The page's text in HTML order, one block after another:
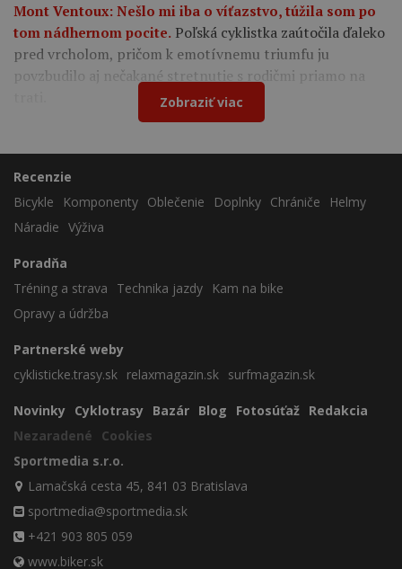
Mont Ventoux: Nešlo mi iba o víťazstvo, túžila som po
tom nádhernom pocite. Poľská cyklistka zaútočila ďaleko
pred vrcholom, pričom k emotívnemu triumfu ju
povzbudilo aj nečakané stretnutie s rodičmi priamo na
Zobraziť viac
Recenzie
Bicykle
Komponenty Oblečenie Doplnky Chrániče
Helmy
Náradie Výživa
Poradňa
Tréning a strava
Technika jazdy
Kam na bike
Opravy a údržba
Partnerské weby
cyklisticke.trasy.sk relaxmagazin.sk surfmagazin.sk
Novinky Cyklotrasy Bazár Blog Fotosúťaž Redakcia
Nezaradené
Cookies
Sportmedia s.r.o.
Lamačská cesta 45, 841 03 Bratislava
sportmedia@sportmedia.sk
+421 903 805 059
www.biker.sk